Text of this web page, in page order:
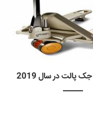
پالت در سال 2019